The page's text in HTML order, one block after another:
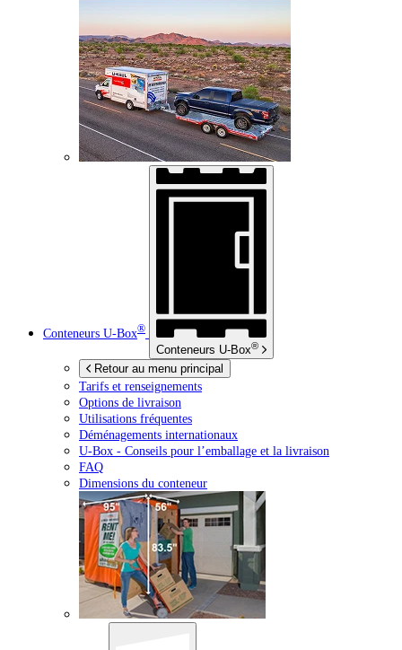
Conteneurs U-Box®
Conteneurs U-Box®
Retour au menu principal
Tarifs et renseignements
Options de livraison
Utilisations fréquentes
Déménagements internationaux
U-Box - Conseils pour l’emballage et la livraison
FAQ
Dimensions du conteneur